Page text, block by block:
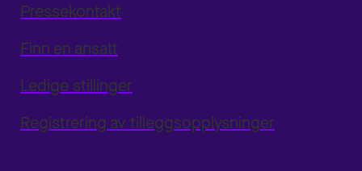
Pressekontakt
Finn en ansatt
Ledige stillinger
Registrering av tilleggsopplysninger